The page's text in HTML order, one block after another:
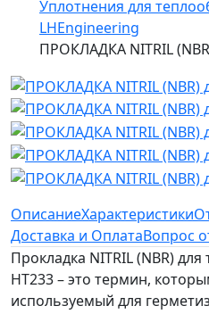
Уплотнения для
LHEngineering
ПРОКЛАДКА NITRIL
ОписаниеХарактеристики
Доставка и ОплатаВопрос
Прокладка NITRIL (NBR)
HT233 – это термин,
используемый для